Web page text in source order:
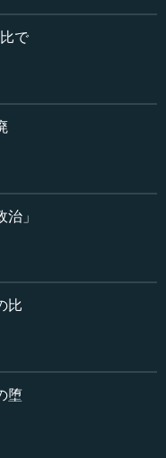
学生対象のようです
調査が行われまし
の『ポリテイア』と
スタンフォードなど、
間で、おそらく文理
てはいけないと思わ
なっています。2番が
がマキアヴェリ、4番
は哲学に限らずさま
なっています。
古代ギリシアの哲学
は30数作あり...
で
」
比
堕